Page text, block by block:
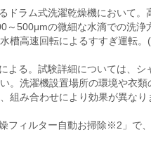
ドラム式洗濯乾燥機において。
～500μmの微細な水滴での洗浄
槽高速回転によるすすぎ運転。
よる。試験詳細については、シ
。洗濯機設置場所の環境や衣類
組み合わせにより効果が異なり
ィルター自動お掃除※2」で